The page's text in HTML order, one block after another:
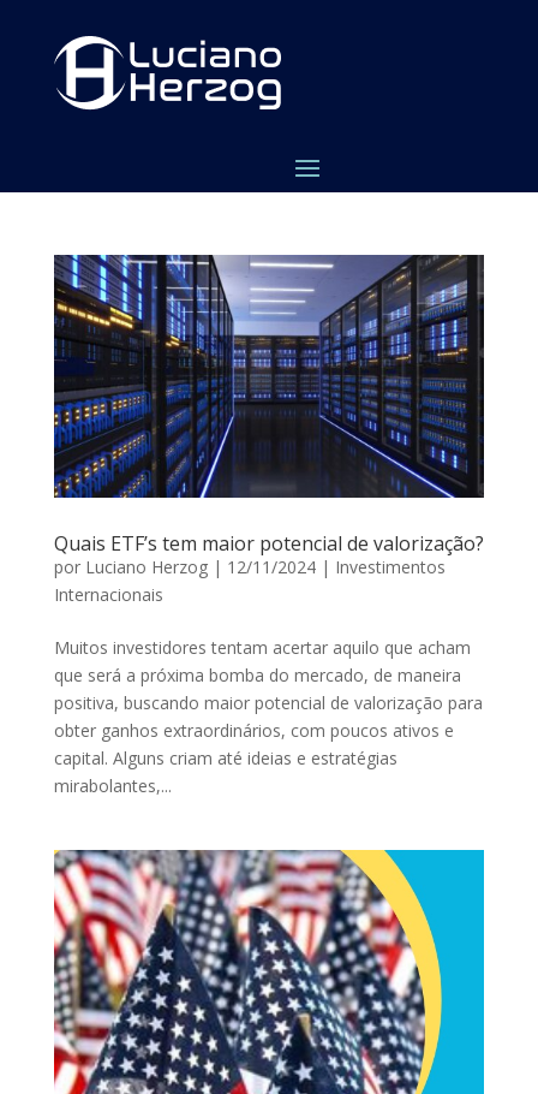
Quais ETF’s tem maior potencial de valorização?
por Luciano Herzog| 12/11/2024| Investimentos
Internacionais
Muitos investidores tentam acertar aquilo que acham
que será a próxima bomba do mercado, de maneira
positiva, buscando maior potencial de valorização para
obter ganhos extraordinários, com poucos ativos e
capital. Alguns criam até ideias e estratégias
mirabolantes,...